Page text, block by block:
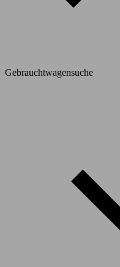
Gebrauchtwagensuche